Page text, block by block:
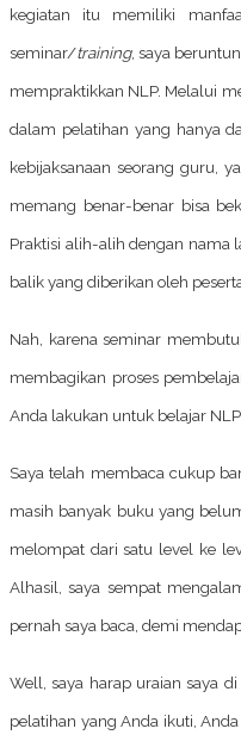
kegiatan itu memiliki
seminar/training, saya
mempraktikkan NLP. Melalui
dalam pelatihan yang hanya
kebijaksanaan seorang guru,
memang benar-benar bisa
Praktisi alih-alih dengan nama
balik yang diberikan oleh
Nah, karena seminar
membagikan proses
Anda lakukan untuk belajar
Saya telah membaca cukup
masih banyak buku yang
melompat dari satu level ke
Alhasil, saya sempat
pernah saya baca, demi
Well, saya harap uraian saya
pelatihan yang Anda ikuti,